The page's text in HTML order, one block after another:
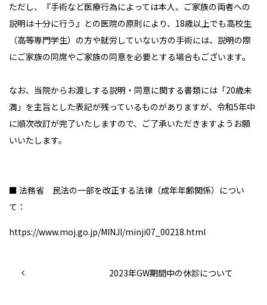
ただし、『手術など医療行為によっては本人、ご家族の両者への
説明は十分に行う』との医院の原則により、18歳以上でも高校生
（高等専門学生）の方や就労していない方の手術には、説明の際
にご家族の同席やご家族の同意を必要とする場合もございます。
なお、当院からお渡しする説明・同意に関する書類には「20歳未
満」を主旨とした表記が残っているものがありますが、令和5年中
に順次改訂が完了いたしますので、ご了承いただきますようお願
いいたします。
■ 法務省 民法の一部を改正する法律（成年年齢関係）につい
て：
https://www.moj.go.jp/MINJI/minji07_00218.html
2023年GW期間中の休診について